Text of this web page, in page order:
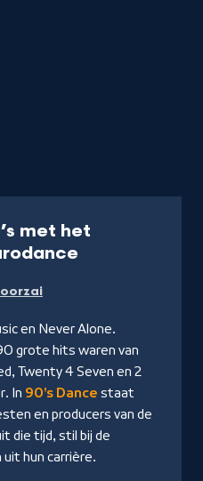
met het
NPO
en Never Alone.
grote hits waren van
Twenty 4 Seven en 2
In 90's Dance staat
en producers van de
die tijd, stil bij de
hun carrière.